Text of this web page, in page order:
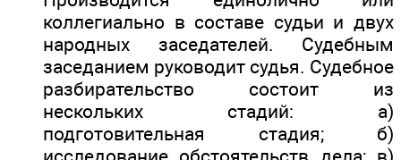
коллегиально в составе судьи и двух
народных заседателей. Судебным
заседанием руководит судья. Судебное
разбирательство состоит из
нескольких стадий: а)
подготовительная стадия; б)